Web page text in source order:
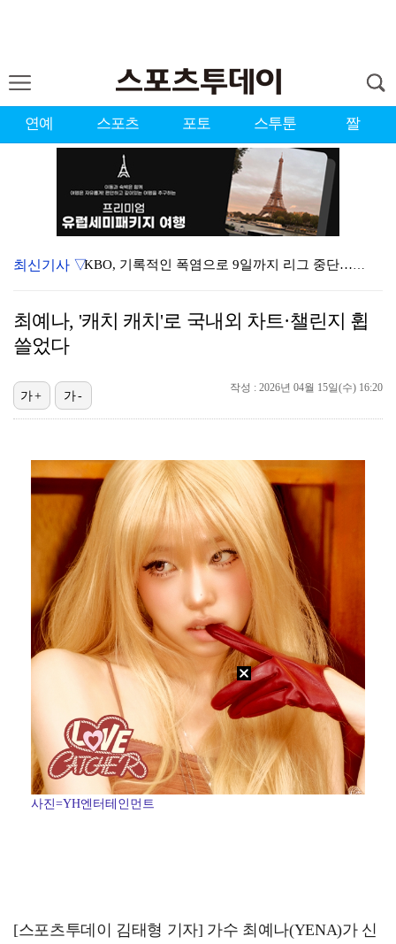
연예 스포츠 포토 스투툰 짤
KBO, 기록적인 폭염으로 9일까지 리그 중단…내달 6…
이강인, 드디어 아틀레티코 선수단과 만났다…시메오네 감…
"우산으로 때려"vs"그런 적 없다"…23기 부부 엇갈…
청문회부터 압수수색·심판 성접대 의혹까지…월드컵 탈락이…
최신기사 ▽
최예나, '캐치 캐치'로 국내외 차트·챌린지 휩
쓸었다
작성 : 2026년 04월 15일(수) 16:20
가+ 가-
사진=YH엔터테인먼트
[스포츠투데이 김태형 기자] 가수 최예나(YENA)가 신